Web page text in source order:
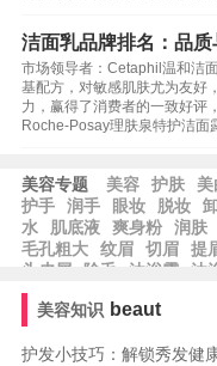
洁面乳品牌排名：品
市场领导者：Cetaphil温和洁
基配方，对敏感肌肤尤为友好
力，赢得了消费者的一致好评
Roche-Posay理肤泉特护洁面
美容专题 美容 护肤
护手
润手 眼妆 脱妆
水
肌底液 爽身粉 润肤
毛孔粗大
纹眉 切眉 提
头皮屑
除毛 沐浴露 沐
皱
美容知识 beaut
护发小技巧：解锁秀发健